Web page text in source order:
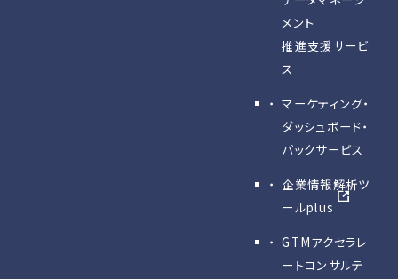
メント
推進支援サービ
ス
マーケティング・
ダッシュボード・
パックサービス
企業情報解析ツ
ールplus
GTMアクセラレ
ートコンサルテ